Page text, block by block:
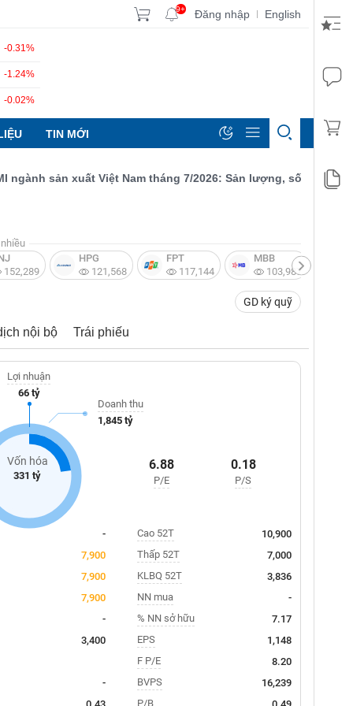
9+ Đăng nhập | English
-0.31%
-1.24%
-0.02%
TIN MỚI
sản xuất Việt Nam tháng 7/2026: Sản lượng, số lượng đơn
152,289
HPG
121,568
FPT
117,144
MBB
103,987
GD ký quỹ
nội bộ Trái phiếu
Vốn hóa
331 tỷ
Lợi nhuận
66 tỷ
Doanh thu
1,845 tỷ
6.88
P/E
0.18
P/S
-
7,900
7,900
7,900
-
3,400
-
0.43
Cao 52T
10,900
Thấp 52T
7,000
KLBQ 52T
3,836
NN mua
-
% NN sở hữu
7.17
EPS
1,148
F P/E
8.20
BVPS
16,239
P/B
0.49